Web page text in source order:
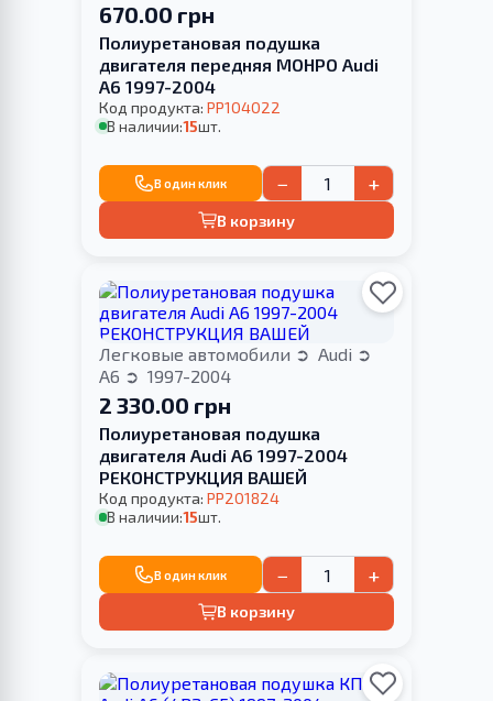
670.00 грн
Полиуретановая подушка
двигателя передняя МОНРО Audi
A6 1997-2004
Код продукта: PP104022
В наличии:15шт.
В один клик − +
В корзину
Легковые автомобили
Audi
A6
1997-2004
2 330.00 грн
Полиуретановая подушка
двигателя Audi A6 1997-2004
РЕКОНСТРУКЦИЯ ВАШЕЙ
Код продукта: PP201824
В наличии:15шт.
В один клик − +
В корзину